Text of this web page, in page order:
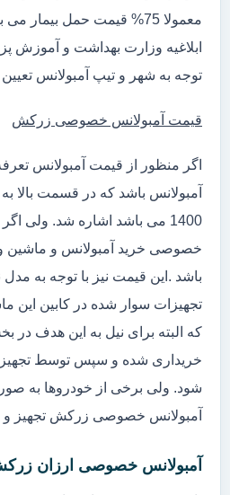
معمولا 75% قیمت حمل بیمار
ابلاغیه وزارت بهداشت و آموزش
توجه به شهر و تیپ آمبولانس
قیمت آمبولانس خصوصی زرکش
اگر منظور از قیمت آمبولانس
آمبولانس باشد که در قسمت بالا
1400 می باشد اشاره شد. ولی
خصوصی خرید آمبولانس و ماشین
باشد .این قیمت نیز با توجه به مدل
تجهیزات سوار شده در کابین این
که البته برای نیل به این هدف
خریداری شده و سپس توسط
شود. ولی برخی از خودروها به
آمبولانس خصوصی زرکش تجهیز و
آمبولانس خصوصی ارزان